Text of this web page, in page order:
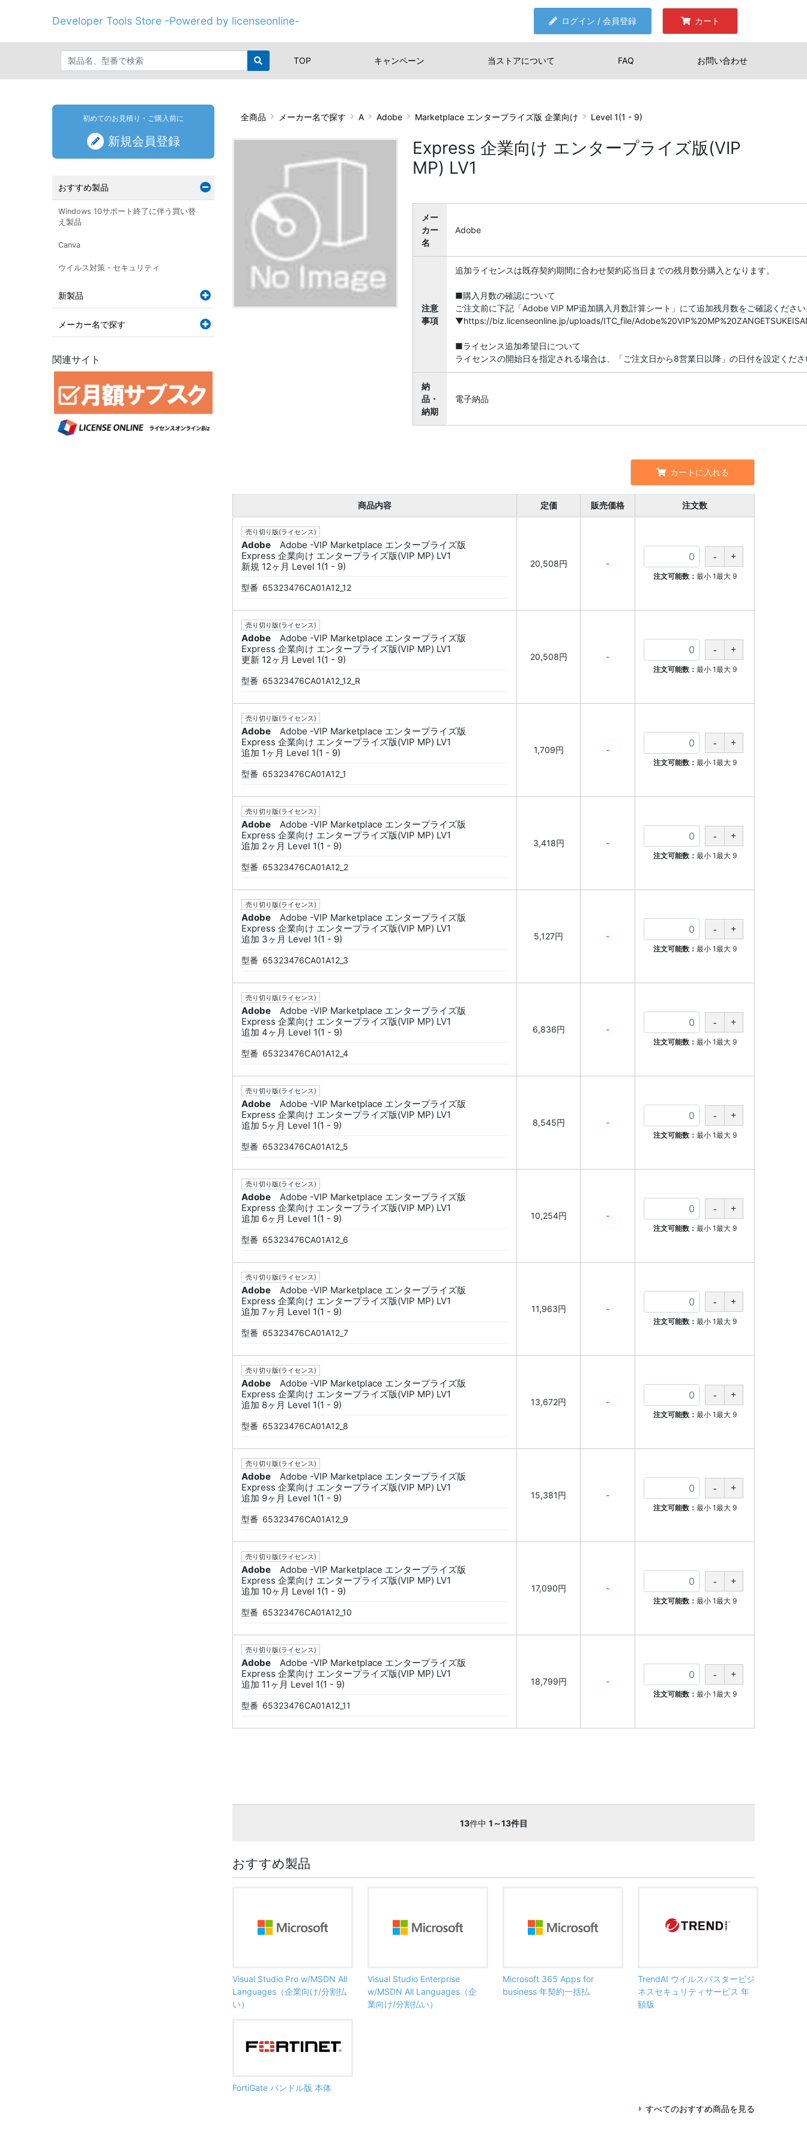
Developer Tools Store -Powered by licenseonline- ログイン / 会員登録 カート
TOP キャンペーン 当ストアについて FAQ お問い合わせ
全商品 メーカー名で探す A Adobe Marketplace エンタープライズ版 企業向け Level 1(1 - 9)
Express 企業向け エンタープライズ版(VIP
MP) LV1
メー
カー
名
Adobe
注意
事項
追加ライセンスは既存契約期間に合わせ契約応当日までの残月数分購入となります。
■購入月数の確認について
ご注文前に下記「Adobe VIP MP追加購入月数計算シート」にて追加残月数をご確認くださ
▼https://biz.licenseonline.jp/uploads/ITC_file/
■ライセンス追加希望日について
ライセンスの開始日を指定される場合は、「ご注文日から8営業日以降」の日付を設定くだ
納
品・
納期
電子納品
カートに入れる
商品内容 定価 販売価格 注文数
売り切り版(ライセンス)
Adobe
Adobe -VIP Marketplace エンタープライズ版
Express 企業向け エンタープライズ版(VIP MP) LV1
新規 12ヶ月 Level 1(1 - 9)
型番 65323476CA01A12_12
20,508円 -
注文可能数： 最小 1最大 9
売り切り版(ライセンス)
Adobe
Adobe -VIP Marketplace エンタープライズ版
Express 企業向け エンタープライズ版(VIP MP) LV1
更新 12ヶ月 Level 1(1 - 9)
型番 65323476CA01A12_12_R
20,508円 -
注文可能数： 最小 1最大 9
売り切り版(ライセンス)
Adobe
Adobe -VIP Marketplace エンタープライズ版
Express 企業向け エンタープライズ版(VIP MP) LV1
追加 1ヶ月 Level 1(1 - 9)
型番 65323476CA01A12_1
1,709円 -
注文可能数： 最小 1最大 9
売り切り版(ライセンス)
Adobe
Adobe -VIP Marketplace エンタープライズ版
Express 企業向け エンタープライズ版(VIP MP) LV1
追加 2ヶ月 Level 1(1 - 9)
型番 65323476CA01A12_2
3,418円 -
注文可能数： 最小 1最大 9
売り切り版(ライセンス)
Adobe
Adobe -VIP Marketplace エンタープライズ版
Express 企業向け エンタープライズ版(VIP MP) LV1
追加 3ヶ月 Level 1(1 - 9)
型番 65323476CA01A12_3
5,127円 -
注文可能数： 最小 1最大 9
売り切り版(ライセンス)
Adobe
Adobe -VIP Marketplace エンタープライズ版
Express 企業向け エンタープライズ版(VIP MP) LV1
追加 4ヶ月 Level 1(1 - 9)
型番 65323476CA01A12_4
6,836円 -
注文可能数： 最小 1最大 9
売り切り版(ライセンス)
Adobe
Adobe -VIP Marketplace エンタープライズ版
Express 企業向け エンタープライズ版(VIP MP) LV1
追加 5ヶ月 Level 1(1 - 9)
型番 65323476CA01A12_5
8,545円 -
注文可能数： 最小 1最大 9
売り切り版(ライセンス)
Adobe
Adobe -VIP Marketplace エンタープライズ版
Express 企業向け エンタープライズ版(VIP MP) LV1
追加 6ヶ月 Level 1(1 - 9)
型番 65323476CA01A12_6
10,254円 -
注文可能数： 最小 1最大 9
売り切り版(ライセンス)
Adobe
Adobe -VIP Marketplace エンタープライズ版
Express 企業向け エンタープライズ版(VIP MP) LV1
追加 7ヶ月 Level 1(1 - 9)
型番 65323476CA01A12_7
11,963円 -
注文可能数： 最小 1最大 9
売り切り版(ライセンス)
Adobe
Adobe -VIP Marketplace エンタープライズ版
Express 企業向け エンタープライズ版(VIP MP) LV1
追加 8ヶ月 Level 1(1 - 9)
型番 65323476CA01A12_8
13,672円 -
注文可能数： 最小 1最大 9
売り切り版(ライセンス)
Adobe
Adobe -VIP Marketplace エンタープライズ版
Express 企業向け エンタープライズ版(VIP MP) LV1
追加 9ヶ月 Level 1(1 - 9)
型番 65323476CA01A12_9
15,381円 -
注文可能数： 最小 1最大 9
売り切り版(ライセンス)
Adobe
Adobe -VIP Marketplace エンタープライズ版
Express 企業向け エンタープライズ版(VIP MP) LV1
追加 10ヶ月 Level 1(1 - 9)
型番 65323476CA01A12_10
17,090円 -
注文可能数： 最小 1最大 9
売り切り版(ライセンス)
Adobe
Adobe -VIP Marketplace エンタープライズ版
Express 企業向け エンタープライズ版(VIP MP) LV1
追加 11ヶ月 Level 1(1 - 9)
型番 65323476CA01A12_11
18,799円 -
注文可能数： 最小 1最大 9
13件中 1～13件目
おすすめ製品
Visual Studio Pro w/MSDN All
Languages（企業向け/分割払
い）
Visual Studio Enterprise
w/MSDN All Languages（企
業向け/分割払い）
Microsoft 365 Apps for
business 年契約一括払
TrendAI ウイルスバスタービジ
ネスセキュリティサービス 年
額版
FortiGate バンドル版 本体
すべてのおすすめ商品を見る
初めてのお見積り・ご購入前に
新規会員登録
おすすめ製品
Windows 10サポート終了に伴う買い替
え製品
Canva
ウイルス対策・セキュリティ
新製品
メーカー名で探す
関連サイト